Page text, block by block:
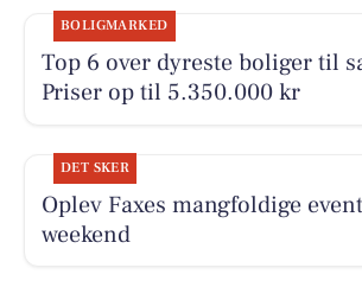
BOLIGMARKED
Top 6 over dyreste boliger til
Priser op til 5.350.000 kr
DET SKER
Oplev Faxes mangfoldige
weekend